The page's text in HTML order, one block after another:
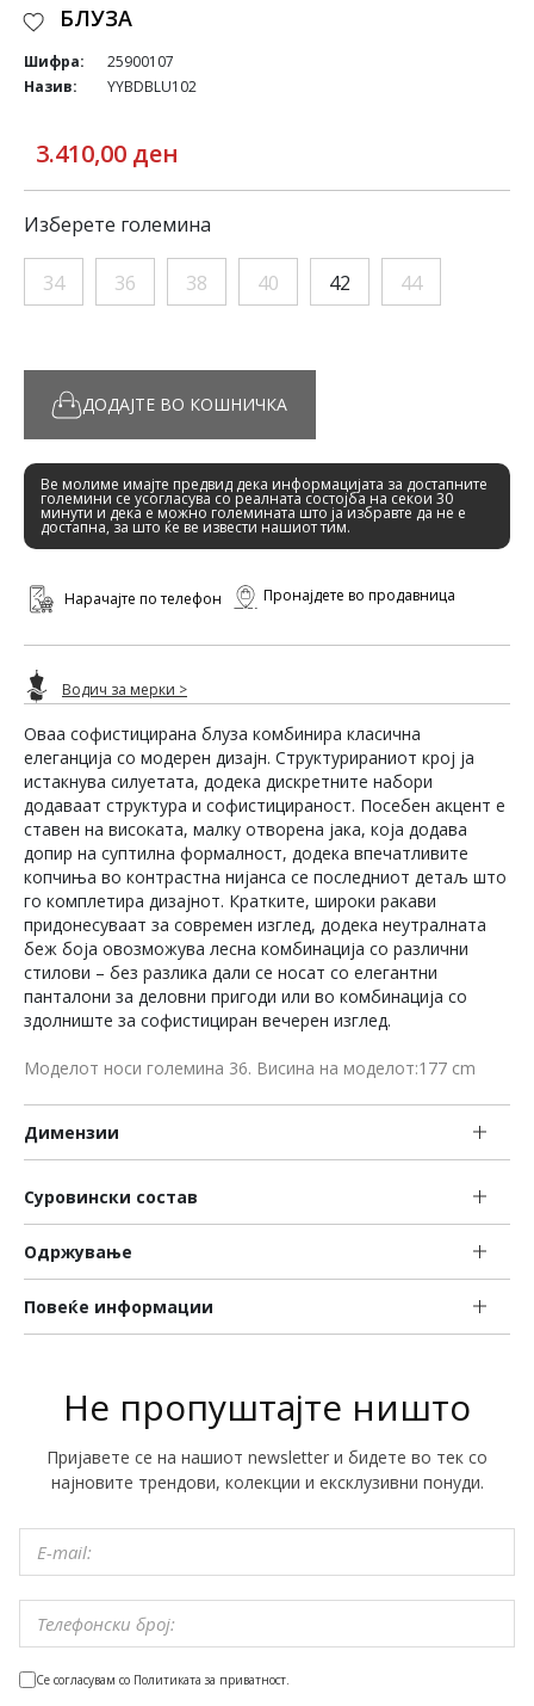
Оваа софистицирана блуза комбинира класична
елеганција со модерен дизајн. Структурираниот крој ја
истакнува силуетата, додека дискретните набори
додаваат структура и софистицираност. Посебен акцент е
ставен на високата, малку отворена јака, која додава
допир на суптилна формалност, додека впечатливите
копчиња во контрастна нијанса се последниот детаљ што
го комплетира дизајнот. Кратките, широки ракави
придонесуваат за современ изглед, додека неутралната
беж боја овозможува лесна комбинација со различни
стилови – без разлика дали се носат со елегантни
панталони за деловни пригоди или во комбинација со
здолниште за софистициран вечерен изглед.
Моделот носи големина 36. Висина на моделот:177 cm
Димензии
Суровински состав
Одржување
Повеќе информации
БЛУЗА
Шифра:
25900107
Назив:
YYBDBLU102
3.410,00 ден
Изберете големина
34 36 38 40 42 44
ДОДАЈТЕ ВО КОШНИЧКА
Ве молиме имајте предвид дека информацијата за достапните
големини се усогласува со реалната состојба на секои 30
минути и дека е можно големината што ја избравте да не е
достапна, за што ќе ве извести нашиот тим.
Нарачајте по телефон Пронајдете во продавница
Водич за мерки >
Не пропуштајте ништо
Пријавете се на нашиот newsletter и бидете во тек со
најновите трендови, колекции и ексклузивни понуди.
Се согласувам со Политиката за приватност.